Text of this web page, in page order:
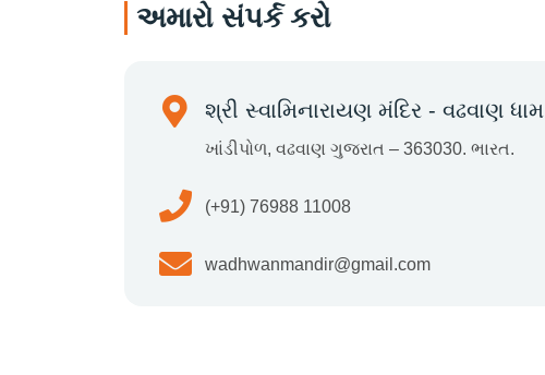
અમારો સંપર્ક કરો
શ્રી સ્વામિનારાયણ મંદિર - વઢવાણ ધામ
ખાંડીપોળ, વઢવાણ ગુજરાત – 363030. ભારત.
(+91) 76988 11008
wadhwanmandir@gmail.com